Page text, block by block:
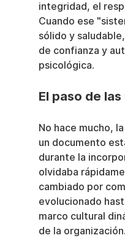
integridad, el
Cuando ese
sólido y
de confianza y
psicológica.
El paso de
No hace mucho,
un documento
durante la
olvidaba
cambiado por
evolucionado
marco cultural
de la organización.